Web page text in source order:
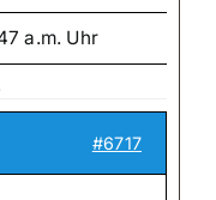
a.m. Uhr
#6717